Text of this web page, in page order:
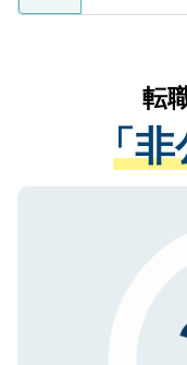
ているすべ
は、個人情
管理基準を
る、プライ
で、機密保
かがいして
経験をまじ
させていた
ない方には
ので、まず
転
「